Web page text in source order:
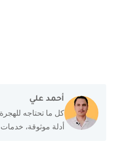
أحمد علي
كل ما تحتاجه
أدلة موثوقة،